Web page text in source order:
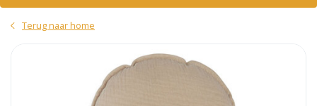
Terug naar home